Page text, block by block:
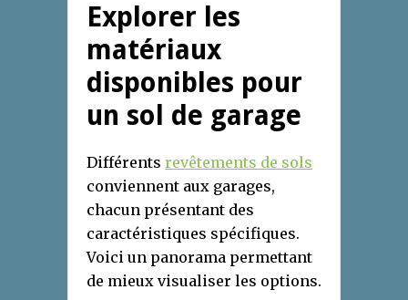
Explorer les
matériaux
disponibles pour
un sol de garage
Différents revêtements de sols
conviennent aux garages,
chacun présentant des
caractéristiques spécifiques.
Voici un panorama permettant
de mieux visualiser les options.